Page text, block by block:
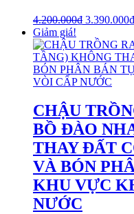
4.200.000₫ 3.390.000₫
Giảm giá!
CHẬU
BỒ ĐÀO
THAY ĐẤT
VÀ BÓN
KHU VỰC
NƯỚC